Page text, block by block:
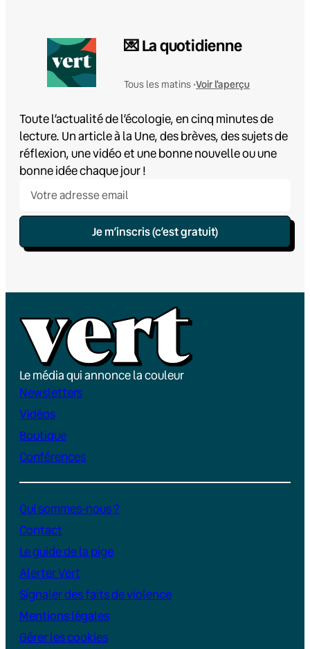
💌 La quotidienne
Tous les matins •Voir l'aperçu
Toute l’actualité de l’écologie, en cinq minutes de
lecture. Un article à la Une, des brèves, des sujets de
réflexion, une vidéo et une bonne nouvelle ou une
bonne idée chaque jour !
Je m’inscris (c’est gratuit)
Le média qui annonce la couleur
Newsletters
Vidéos
Boutique
Conférences
Qui sommes-nous ?
Contact
Le guide de la pige
Alerter Vert
Signaler des faits de violence
Mentions légales
Gérer les cookies